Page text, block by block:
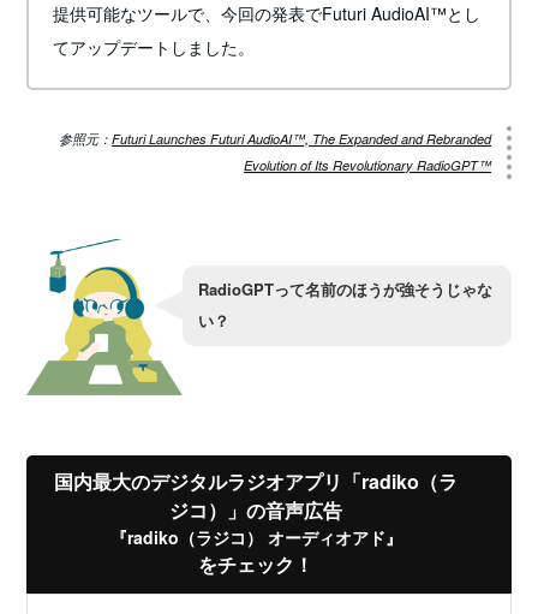
提供可能なツールで、今回の発表でFuturi AudioAI™とし
てアップデートしました。
参照元：Futuri Launches Futuri AudioAI™, The Expanded and Rebranded
Evolution of Its Revolutionary RadioGPT™
RadioGPTって名前のほうが強そうじゃな
い？
国内最大のデジタルラジオアプリ「radiko（ラ
ジコ）」の音声広告
『radiko（ラジコ） オーディオアド』
をチェック！